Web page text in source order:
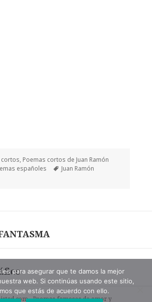
cortos, Poemas cortos de Juan Ramón
españoles Etiquetas
Juan Ramón
- Poemas famosos de amor y
para asegurar que te damos la mejor
web. Si continúas usando este sitio,
que estás de acuerdo con ello.